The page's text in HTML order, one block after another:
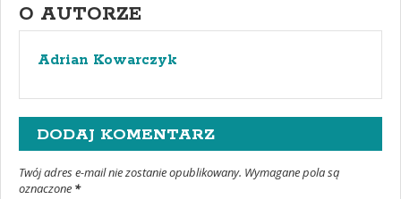
O AUTORZE
Adrian Kowarczyk
DODAJ KOMENTARZ
Twój adres e-mail nie zostanie opublikowany. Wymagane pola są
oznaczone *